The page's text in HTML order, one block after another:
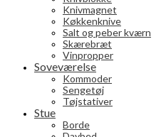
Knivmagnet
Køkkenknive
Salt og peber kværn
Skærebræt
Vinpropper
Soveværelse
Kommoder
Sengetøj
Tøjstativer
Stue
Borde